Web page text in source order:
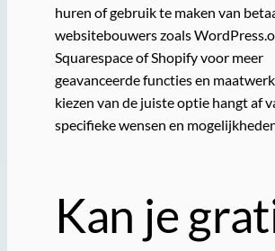
huren of gebruik te maken van
websitebouwers zoals
Squarespace of Shopify voor meer
geavanceerde functies en
kiezen van de juiste optie hangt af
specifieke wensen en
Kan je